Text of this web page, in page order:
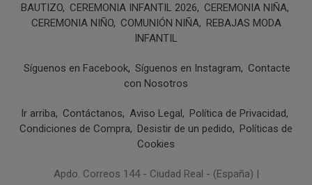
BAUTIZO CEREMONIA INFANTIL 2026
CEREMONIA NIÑA
CEREMONIA NIÑO COMUNIÓN NIÑA REBAJAS MODA
INFANTIL
Síguenos en Facebook Síguenos en Instagram
Contacte
con Nosotros
Ir arriba Contáctanos Aviso Legal
Política de Privacidad
Condiciones de Compra
Desistir de un pedido
Políticas de
Cookies
Apdo. Correos 144 - Ciudad Real - (España) |